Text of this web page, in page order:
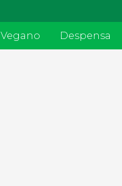
Vegano Despensa